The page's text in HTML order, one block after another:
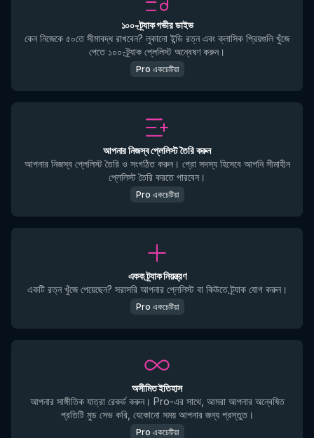
১০০-ট্র্যাক গভীর ডাইভ
কেন নিজেকে ৫০তে সীমাবদ্ধ রাখবেন? লুকানো ইন্ডি রত্ন এবং ক্লাসিক প্রিয়গুলি খুঁজে
পেতে ১০০-ট্র্যাক প্লেলিস্ট অন্বেষণ করুন।
Pro একচেটিয়া
আপনার নিজস্ব প্লেলিস্ট তৈরি করুন
আপনার নিজস্ব প্লেলিস্ট তৈরি ও সংগঠিত করুন। প্রো সদস্য হিসেবে আপনি সীমাহীন
প্লেলিস্ট তৈরি করতে পারবেন।
Pro একচেটিয়া
একক ট্র্যাক নিয়ন্ত্রণ
একটি রত্ন খুঁজে পেয়েছেন? সরাসরি আপনার প্লেলিস্ট বা কিউতে ট্র্যাক যোগ করুন।
Pro একচেটিয়া
অসীমিত ইতিহাস
আপনার সাঙ্গীতিক যাত্রা রেকর্ড করুন। Pro-এর সাথে, আমরা আপনার অন্বেষিত
প্রতিটি মুড সেভ করি, যেকোনো সময় আপনার জন্য প্রস্তুত।
Pro একচেটিয়া